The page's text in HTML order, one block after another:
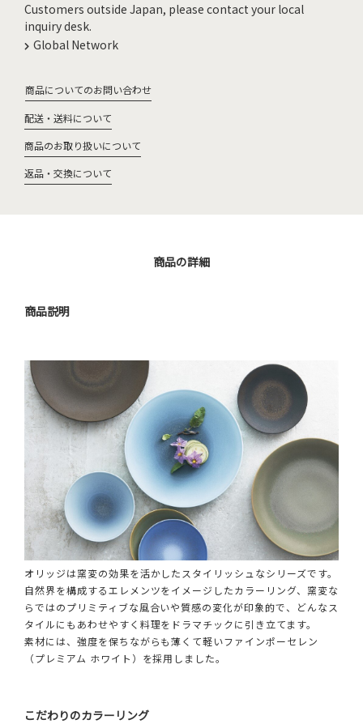
Customers outside Japan, please contact your local
inquiry desk.
Global Network
商品についてのお問い合わせ
配送・送料について
商品のお取り扱いについて
返品・交換について
商品の詳細
商品説明
オリッジは窯変の効果を活かしたスタイリッシュなシリーズです。
自然界を構成するエレメンツをイメージしたカラーリング、窯変な
らではのプリミティブな風合いや質感の変化が印象的で、どんなス
タイルにもあわせやすく料理をドラマチックに引き立てます。
素材には、強度を保ちながらも薄くて軽いファインポーセレン
（プレミアム ホワイト）を採用しました。
こだわりのカラーリング